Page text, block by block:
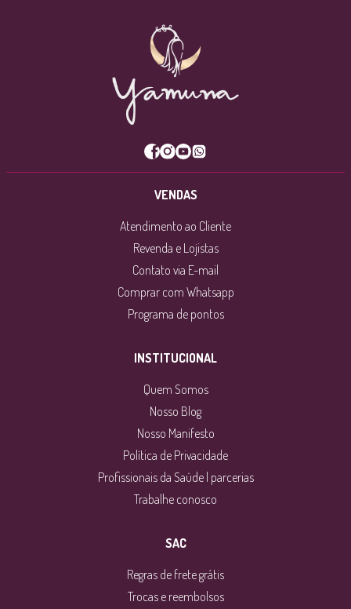
VENDAS
Atendimento ao Cliente
Revenda e Lojistas
Contato via E-mail
Comprar com Whatsapp
Programa de pontos
INSTITUCIONAL
Quem Somos
Nosso Blog
Nosso Manifesto
Política de Privacidade
Profissionais da Saúde | parcerias
Trabalhe conosco
SAC
Regras de frete grátis
Trocas e reembolsos